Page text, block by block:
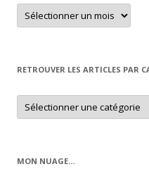
Retrouver
un
article
RETROUVER LES ARTICLES PAR
Retrouver
les
articles
MON NUAGE…